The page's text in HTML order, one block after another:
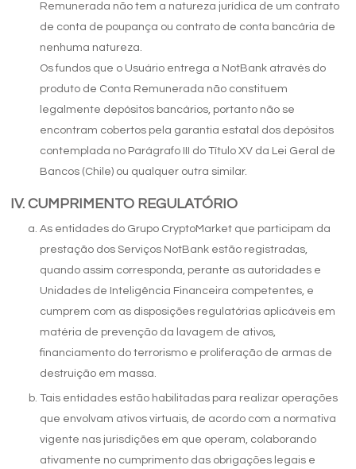
Remunerada não tem a natureza jurídica de um contrato
de conta de poupança ou contrato de conta bancária de
nenhuma natureza.
Os fundos que o Usuário entrega a NotBank através do
produto de Conta Remunerada não constituem
legalmente depósitos bancários, portanto não se
encontram cobertos pela garantia estatal dos depósitos
contemplada no Parágrafo III do Título XV da Lei Geral de
Bancos (Chile) ou qualquer outra similar.
CUMPRIMENTO REGULATÓRIO
As entidades do Grupo CryptoMarket que participam da
prestação dos Serviços NotBank estão registradas,
quando assim corresponda, perante as autoridades e
Unidades de Inteligência Financeira competentes, e
cumprem com as disposições regulatórias aplicáveis em
matéria de prevenção da lavagem de ativos,
financiamento do terrorismo e proliferação de armas de
destruição em massa.
Tais entidades estão habilitadas para realizar operações
que envolvam ativos virtuais, de acordo com a normativa
vigente nas jurisdições em que operam, colaborando
ativamente no cumprimento das obrigações legais e